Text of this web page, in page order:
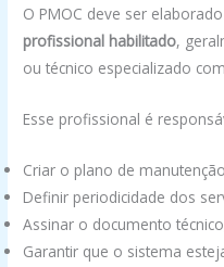
O PMOC deve ser
profissional habilitado,
ou técnico especializado
Esse profissional é
Criar o plano de
Definir periodicidade dos
Assinar o documento
Garantir que o sistema